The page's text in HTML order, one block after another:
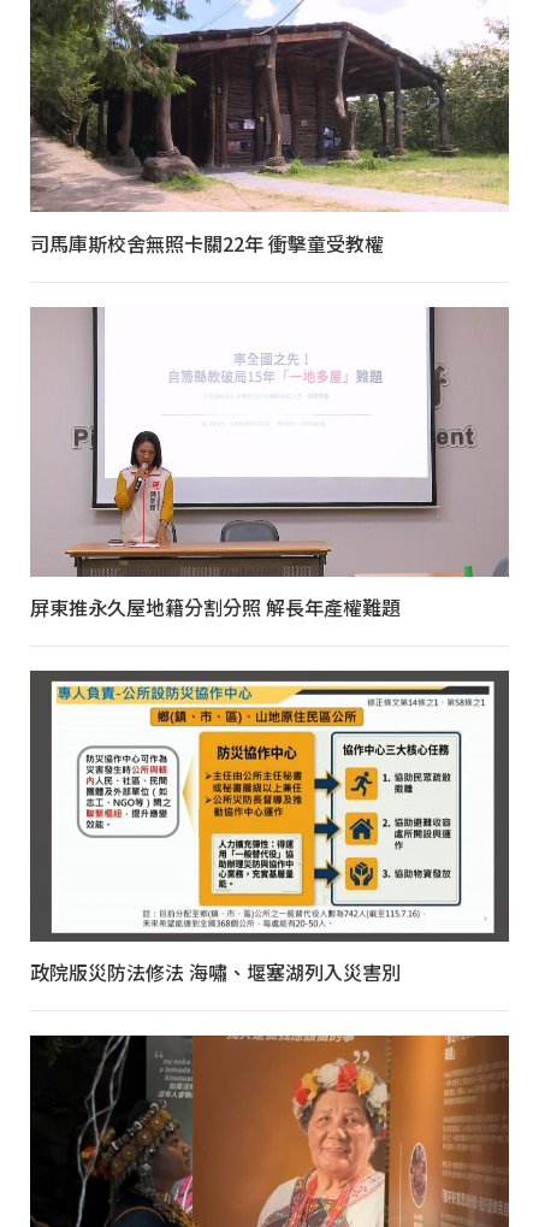
司馬庫斯校舍無照卡關22年 衝擊童受教權
屏東推永久屋地籍分割分照 解長年產權難題
政院版災防法修法 海嘯、堰塞湖列入災害別